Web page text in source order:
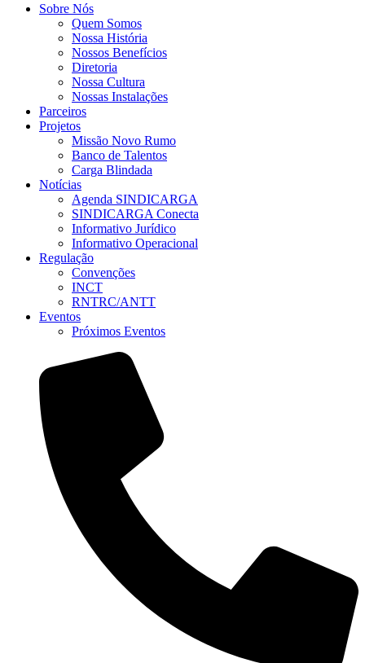
Sobre Nós
Quem Somos
Nossa História
Nossos Benefícios
Diretoria
Nossa Cultura
Nossas Instalações
Parceiros
Projetos
Missão Novo Rumo
Banco de Talentos
Carga Blindada
Notícias
Agenda SINDICARGA
SINDICARGA Conecta
Informativo Jurídico
Informativo Operacional
Regulação
Convenções
INCT
RNTRC/ANTT
Eventos
Próximos Eventos